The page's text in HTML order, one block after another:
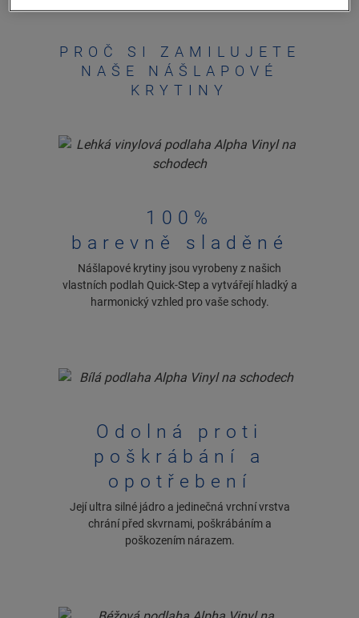
PROČ SI ZAMILUJETE
NAŠE NÁŠLAPOVÉ
KRYTINY
100%
barevně sladěné
Nášlapové krytiny jsou vyrobeny z našich
vlastních podlah Quick-Step a vytvářejí hladký a
harmonický vzhled pro vaše schody.
Odolná proti
poškrábání a
opotřebení
Její ultra silné jádro a jedinečná vrchní vrstva
chrání před skvrnami, poškrábáním a
poškozením nárazem.